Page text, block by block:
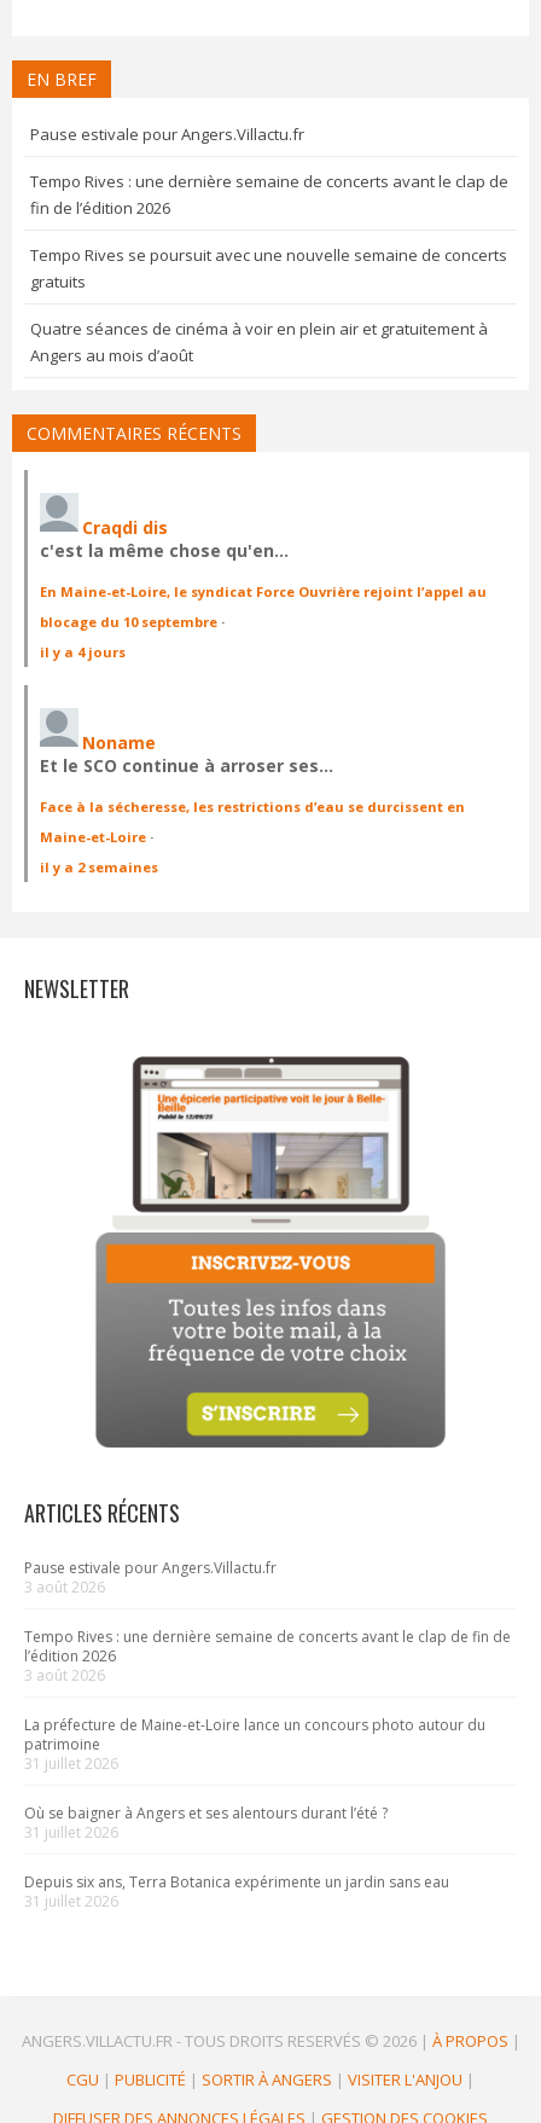
EN BREF
Pause estivale pour Angers.Villactu.fr
Tempo Rives : une dernière semaine de concerts avant le clap de
fin de l’édition 2026
Tempo Rives se poursuit avec une nouvelle semaine de concerts
gratuits
Quatre séances de cinéma à voir en plein air et gratuitement à
Angers au mois d’août
COMMENTAIRES RÉCENTS
Craqdi dis
c'est la même chose qu'en…
En Maine-et-Loire, le syndicat Force Ouvrière rejoint l’appel au
blocage du 10 septembre ·
il y a 4 jours
Noname
Et le SCO continue à arroser ses…
Face à la sécheresse, les restrictions d’eau se durcissent en
Maine-et-Loire ·
il y a 2 semaines
NEWSLETTER
ARTICLES RÉCENTS
Pause estivale pour Angers.Villactu.fr
3 août 2026
Tempo Rives : une dernière semaine de concerts avant le clap de fin de
l’édition 2026
3 août 2026
La préfecture de Maine-et-Loire lance un concours photo autour du
patrimoine
31 juillet 2026
Où se baigner à Angers et ses alentours durant l’été ?
31 juillet 2026
Depuis six ans, Terra Botanica expérimente un jardin sans eau
31 juillet 2026
ANGERS.VILLACTU.FR -TOUS DROITS RESERVÉS © 2026| À PROPOS |
CGU | PUBLICITÉ | SORTIR À ANGERS | VISITER L'ANJOU |
DIFFUSER DES ANNONCES LÉGALES | GESTION DES COOKIES